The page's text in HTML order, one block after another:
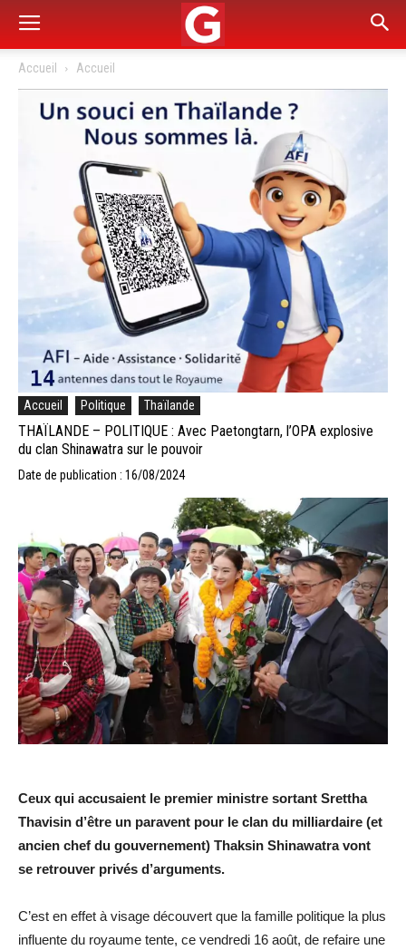
Accueil Accueil
Accueil Politique Thaïlande
THAÏLANDE – POLITIQUE : Avec Paetongtarn, l’OPA explosive
du clan Shinawatra sur le pouvoir
Date de publication : 16/08/2024
Ceux qui accusaient le premier ministre sortant Srettha
Thavisin d’être un paravent pour le clan du milliardaire (et
ancien chef du gouvernement) Thaksin Shinawatra vont
se retrouver privés d’arguments.
C’est en effet à visage découvert que la famille politique la plus
influente du royaume tente, ce vendredi 16 août, de refaire une